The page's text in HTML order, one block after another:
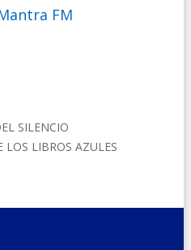
FM
SILENCIO
LOS LIBROS AZULES